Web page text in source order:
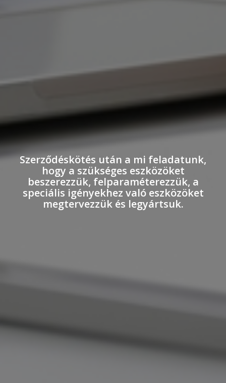
Szerződéskötés után a mi feladatunk,
hogy a szükséges eszközöket
beszerezzük, felparaméterezzük, a
speciális igényekhez való eszközöket
megtervezzük és legyártsuk.